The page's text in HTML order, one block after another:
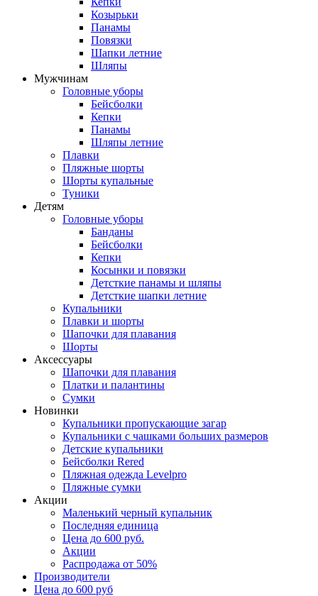
Козырьки
Панамы
Повязки
Шапки летние
Шляпы
Мужчинам
Головные уборы
Бейсболки
Кепки
Панамы
Шляпы летние
Плавки
Пляжные шорты
Шорты купальные
Туники
Детям
Головные уборы
Банданы
Бейсболки
Кепки
Косынки и повязки
Детсткие панамы и шляпы
Детсткие шапки летние
Купальники
Плавки и шорты
Шапочки для плавания
Шорты
Аксессуары
Шапочки для плавания
Платки и палантины
Сумки
Новинки
Купальники пропускающие загар
Купальники с чашками больших размеров
Детские купальники
Бейсболки Rered
Пляжная одежда Levelpro
Пляжные сумки
Акции
Маленький черный купальник
Последняя единица
Цена до 600 руб.
Акции
Распродажа от 50%
Производители
Цена до 600 руб